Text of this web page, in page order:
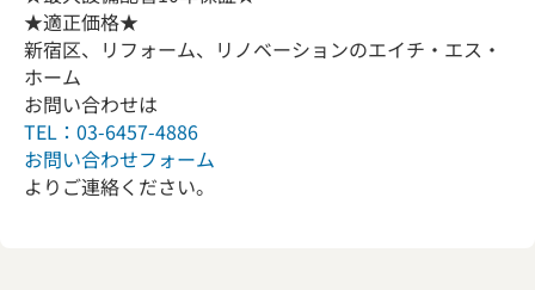
★適正価格★
新宿区、リフォーム、リノベーションのエイチ・エス・
ホーム
お問い合わせは
TEL：03-6457-4886
お問い合わせフォーム
よりご連絡ください。